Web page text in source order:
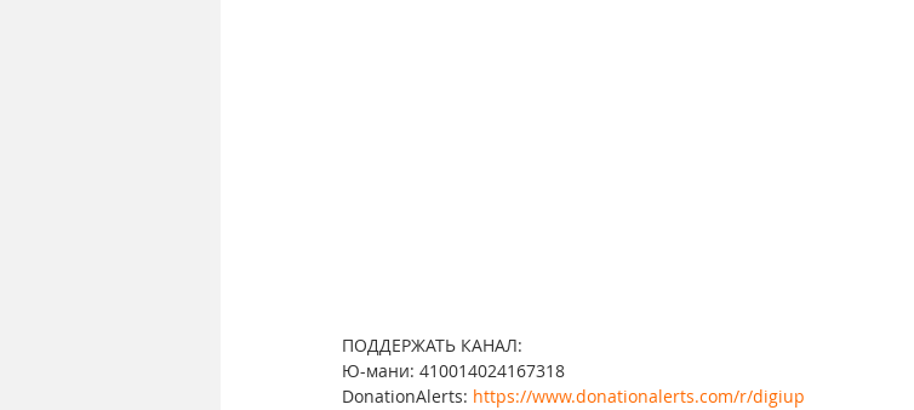
ПОДДЕРЖАТЬ КАНАЛ:
Ю-мани: 410014024167318
DonationAlerts: https://www.donationalerts.com/r/digiup